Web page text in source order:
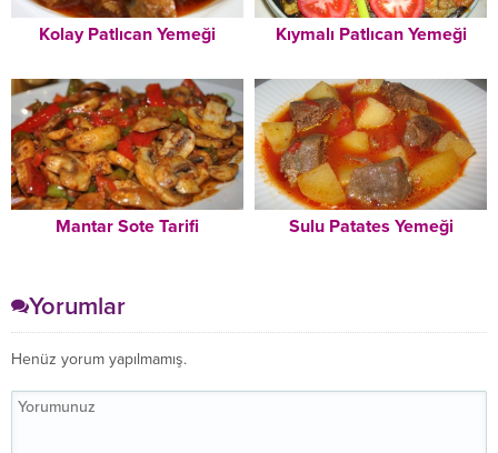
Kolay Patlıcan Yemeği Kıymalı Patlıcan Yemeği
Mantar Sote Tarifi Sulu Patates Yemeği
Yorumlar
Henüz yorum yapılmamış.